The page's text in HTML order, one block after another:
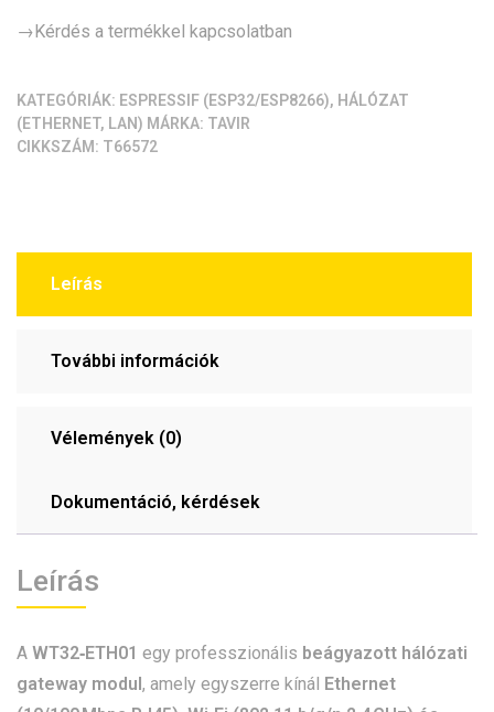
mennyiség
→Kérdés a termékkel kapcsolatban
KATEGÓRIÁK: ESPRESSIF (ESP32/ESP8266), HÁLÓZAT
(ETHERNET, LAN) MÁRKA: TAVIR
CIKKSZÁM: T66572
Leírás
További információk
Vélemények (0)
Dokumentáció, kérdések
Leírás
A WT32‑ETH01 egy professzionális beágyazott hálózati
gateway modul, amely egyszerre kínál Ethernet